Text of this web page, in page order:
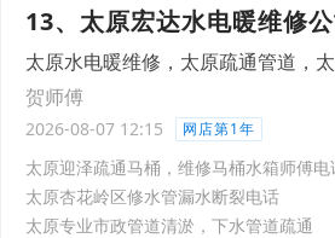
13、太原宏达水电暖维修
太原水电暖维修，太原疏通管道，
贺师傅
2026-08-07 12:15 网店第1年
太原迎泽疏通马桶，维修马桶水箱师傅电
太原杏花岭区修水管漏水断裂电话
太原专业市政管道清淤，下水管道疏通